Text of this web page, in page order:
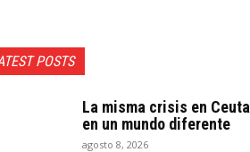
POSTS
La misma crisis en Ceuta
en un mundo diferente
agosto 8, 2026